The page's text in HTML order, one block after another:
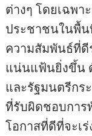
ต่างๆ โดยเฉพา
ประชาชนในพื้น
ความสัมพันธ์ที่ดี
แน่นแฟ้นยิ่งขึ้น
และรัฐมนตรีกร
ที่รับผิดชอบการ
โอกาสที่ดีที่จะเ